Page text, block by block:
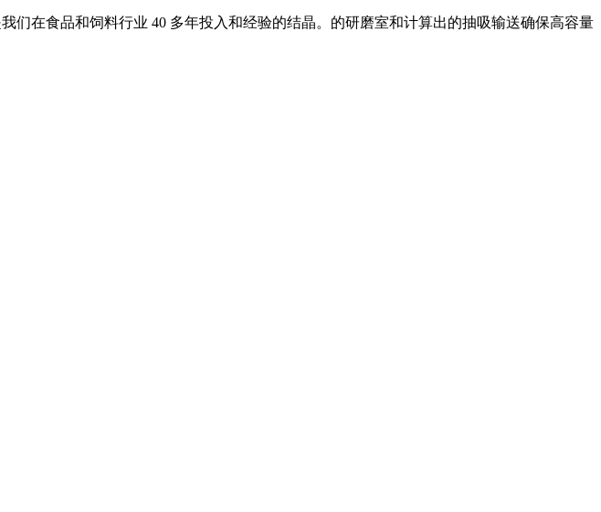
在食品和饲料行业 40 多年投入和经验的结晶。的研磨室和计算出的抽吸输送确保高容量